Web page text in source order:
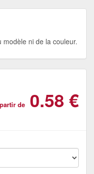
ni de la couleur.
de 0.58 €